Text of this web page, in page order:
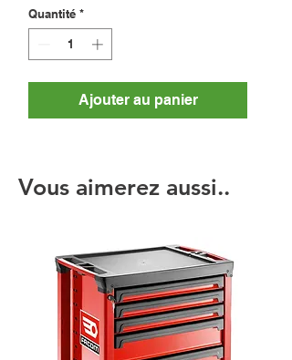
Quantité *
Ajouter au panier
Vous aimerez aussi..